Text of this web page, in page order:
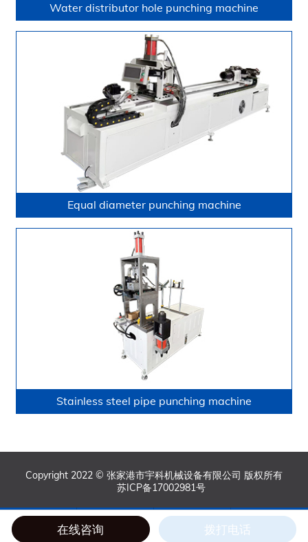
Water distributor hole punching machine
Equal diameter punching machine
Stainless steel pipe punching machine
Copyright 2022 © 张家港市宇科机械设备有限公司 版权所有
苏ICP备17002981号
在线咨询 拨打电话